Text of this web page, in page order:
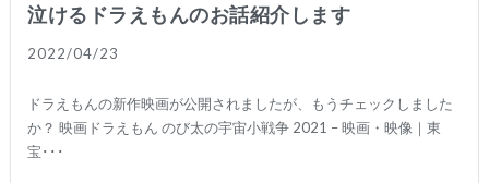
泣けるドラえもんのお話紹介します
2022/04/23
ドラえもんの新作映画が公開されましたが、もうチェックしました
か？ 映画ドラえもん のび太の宇宙小戦争 2021 – 映画・映像｜東
宝･･･